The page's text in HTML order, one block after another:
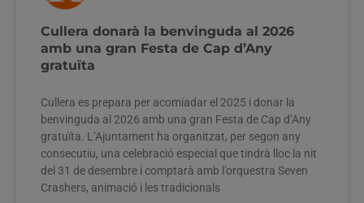
Cullera donarà la benvinguda al 2026
amb una gran Festa de Cap d’Any
gratuïta
Cullera es prepara per acomiadar el 2025 i donar la
benvinguda al 2026 amb una gran Festa de Cap d’Any
gratuïta. L’Ajuntament ha organitzat, per segon any
consecutiu, una celebració especial que tindrà lloc la nit
del 31 de desembre i comptarà amb l’orquestra Seven
Crashers, animació i les tradicionals